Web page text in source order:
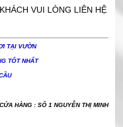
VUI LÒNG LIÊN HỆ
TẠI VƯỜN
TỐT NHẤT
CỬA HÀNG : SỐ 1 NGUYỄN THỊ MINH